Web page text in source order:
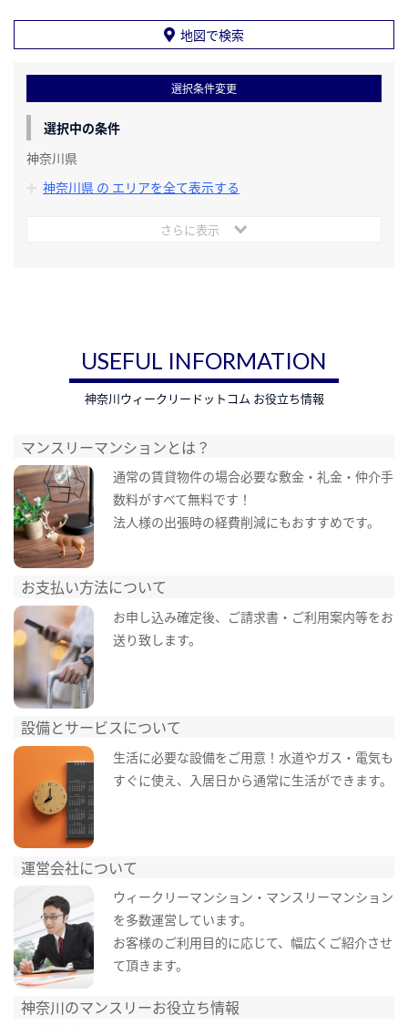
地図で検索
選択条件変更
選択中の条件
神奈川県
神奈川県 の エリアを全て表示する
さらに表示
USEFUL INFORMATION
神奈川ウィークリードットコム お役立ち情報
マンスリーマンションとは？
通常の賃貸物件の場合必要な敷金・礼金・仲介手
数料がすべて無料です！
法人様の出張時の経費削減にもおすすめです。
お支払い方法について
お申し込み確定後、ご請求書・ご利用案内等をお
送り致します。
設備とサービスについて
生活に必要な設備をご用意！水道やガス・電気も
すぐに使え、入居日から通常に生活ができます。
運営会社について
ウィークリーマンション・マンスリーマンション
を多数運営しています。
お客様のご利用目的に応じて、幅広くご紹介させ
て頂きます。
神奈川のマンスリーお役立ち情報